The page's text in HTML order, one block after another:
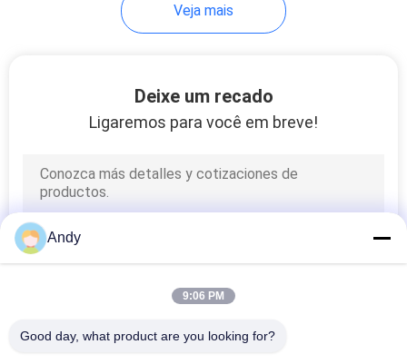
Tela de vibração
Máquina da peneira
do Vibro
Veja mais
Deixe um recado
Ligaremos para você em breve!
Andy
9:06 PM
Good day, what product are you looking for?